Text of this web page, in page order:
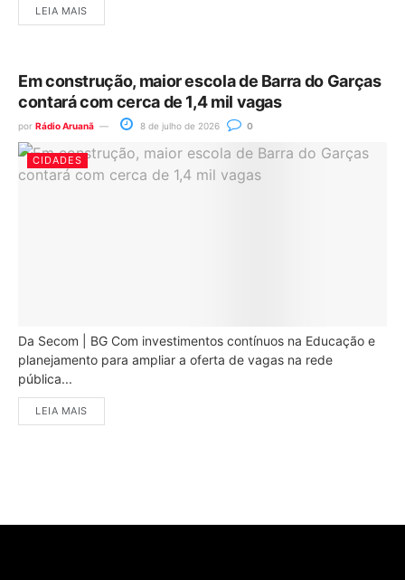
LEIA MAIS
Em construção, maior escola de Barra do Garças
contará com cerca de 1,4 mil vagas
por Rádio Aruanã 8 de julho de 2026 0
CIDADES
Da Secom | BG Com investimentos contínuos na Educação e
planejamento para ampliar a oferta de vagas na rede
pública...
LEIA MAIS